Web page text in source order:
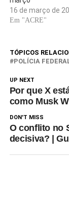
16 de março de
Em "ACRE"
TÓPICOS
POLÍCIA
UP NEXT
Por que X
como Musk
DON'T MISS
O conflito no
decisiva? |